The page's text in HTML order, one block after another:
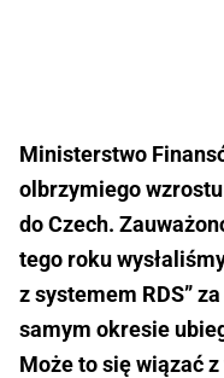
Ministerstwo
olbrzymiego
do Czech.
tego roku
z systemem RDS”
samym okresie
Może to się wiązać